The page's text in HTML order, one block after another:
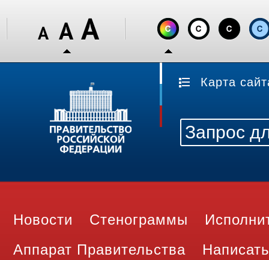
Карта
Новости Стенограммы
Аппарат Правительства